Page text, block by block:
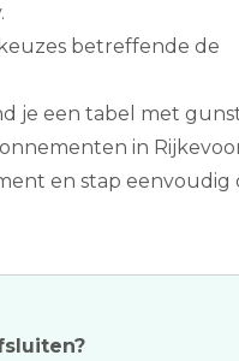
betreffende de
je een tabel met
in
en stap eenvoudig